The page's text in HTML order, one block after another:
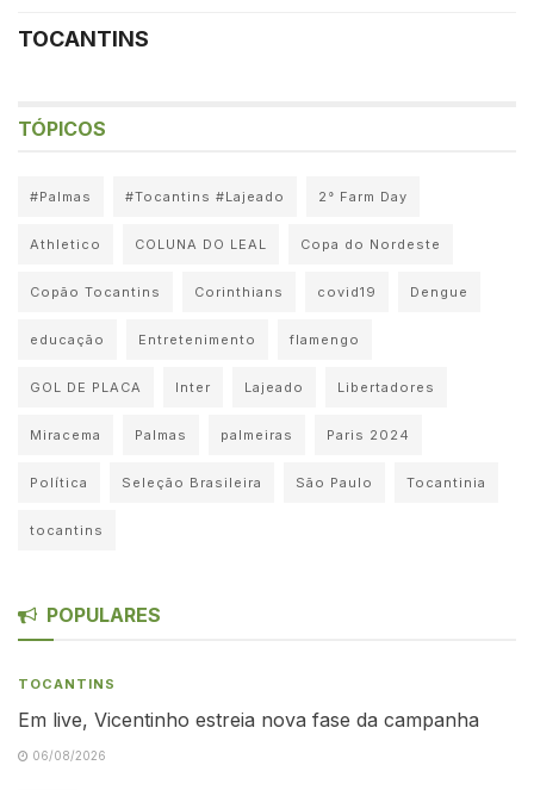
TOCANTINS
TÓPICOS
#Palmas #Tocantins #Lajeado 2° Farm Day
Athletico COLUNA DO LEAL Copa do Nordeste
Copão Tocantins Corinthians covid19 Dengue
educação Entretenimento flamengo
GOL DE PLACA Inter Lajeado Libertadores
Miracema Palmas palmeiras Paris 2024
Política Seleção Brasileira São Paulo Tocantinia
tocantins
POPULARES
TOCANTINS
Em live, Vicentinho estreia nova fase da campanha
06/08/2026